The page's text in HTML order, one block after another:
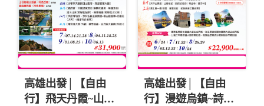
高雄出發│【自由
行】飛天丹霞~山谷
高雄出發│【自由
行】漫遊烏鎮~詩畫